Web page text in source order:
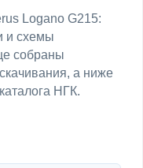
Logano G215:
и схемы
собраны
а ниже
НГК.